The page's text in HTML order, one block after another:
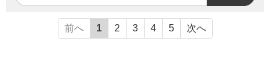
前へ 1 2 3 4 5 次へ